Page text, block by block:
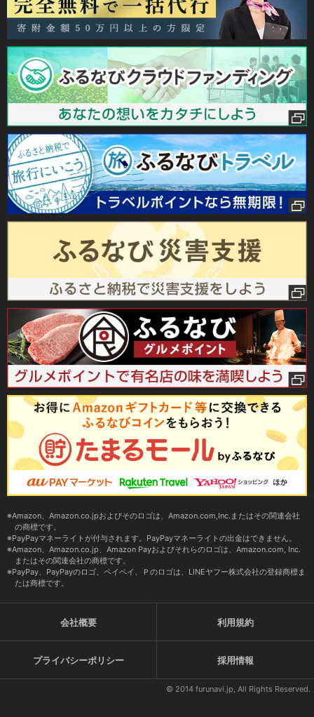
Amazon、Amazon.co.jpおよびそのロゴは、Amazon.com,Inc.またはその関連会社
の商標です。
PayPayマネーライトが付与されます。PayPayマネーライトの出金はできません。
Amazon、Amazon.co.jp、Amazon Payおよびそれらのロゴは、Amazon.com, Inc.
またはその関連会社の商標です。
PayPay、PayPayのロゴ、ペイペイ、Ｐのロゴは、LINEヤフー株式会社の登録商標ま
たは商標です。
会社概要 利用規約
プライバシーポリシー 採用情報
© 2014 furunavi.jp, All Rights Reserved.